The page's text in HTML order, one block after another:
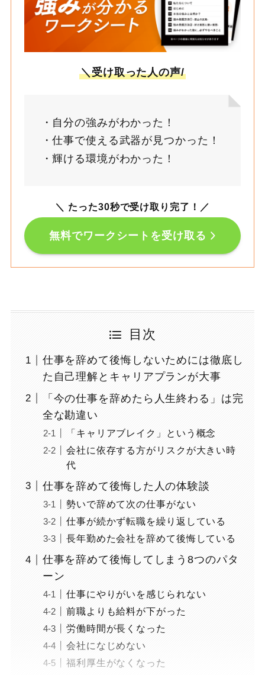
＼受け取った人の声/
自分の強みがわかった！
仕事で使える武器が見つかった！
輝ける環境がわかった！
＼ たった30秒で受け取り完了！ ／
無料でワークシートを受け取る
目次
仕事を辞めて後悔しないためには徹底し
た自己理解とキャリアプランが大事
「今の仕事を辞めたら人生終わる」は完
全な勘違い
「キャリアブレイク」という概念
会社に依存する方がリスクが大きい時
代
仕事を辞めて後悔した人の体験談
勢いで辞めて次の仕事がない
仕事が続かず転職を繰り返している
長年勤めた会社を辞めて後悔している
仕事を辞めて後悔してしまう8つのパタ
ーン
仕事にやりがいを感じられない
前職よりも給料が下がった
労働時間が長くなった
会社になじめない
福利厚生がなくなった